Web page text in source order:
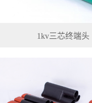
1kv三芯终端头